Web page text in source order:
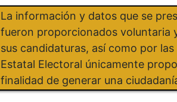
La información y datos que se
fueron proporcionados voluntaria
sus candidaturas, así como por
Estatal Electoral únicamente
finalidad de generar una